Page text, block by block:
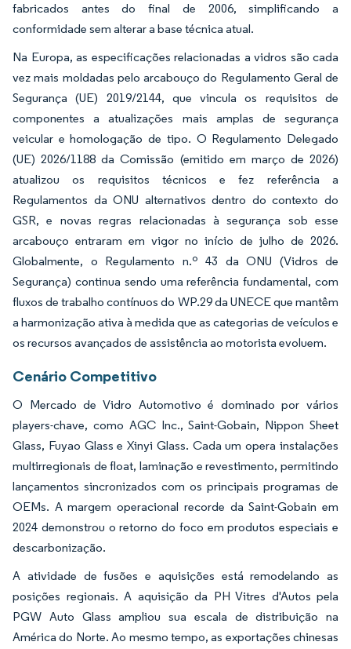
fabricados antes do final de 2006, simplificando a
conformidade sem alterar a base técnica atual.
Na Europa, as especificações relacionadas a vidros são cada
vez mais moldadas pelo arcabouço do Regulamento Geral de
Segurança (UE) 2019/2144, que vincula os requisitos de
componentes a atualizações mais amplas de segurança
veicular e homologação de tipo. O Regulamento Delegado
(UE) 2026/1188 da Comissão (emitido em março de 2026)
atualizou os requisitos técnicos e fez referência a
Regulamentos da ONU alternativos dentro do contexto do
GSR, e novas regras relacionadas à segurança sob esse
arcabouço entraram em vigor no início de julho de 2026.
Globalmente, o Regulamento n.º 43 da ONU (Vidros de
Segurança) continua sendo uma referência fundamental, com
fluxos de trabalho contínuos do WP.29 da UNECE que mantêm
a harmonização ativa à medida que as categorias de veículos e
os recursos avançados de assistência ao motorista evoluem.
Cenário Competitivo
O Mercado de Vidro Automotivo é dominado por vários
players-chave, como AGC Inc., Saint-Gobain, Nippon Sheet
Glass, Fuyao Glass e Xinyi Glass. Cada um opera instalações
multirregionais de float, laminação e revestimento, permitindo
lançamentos sincronizados com os principais programas de
OEMs. A margem operacional recorde da Saint-Gobain em
2024 demonstrou o retorno do foco em produtos especiais e
descarbonização.
A atividade de fusões e aquisições está remodelando as
posições regionais. A aquisição da PH Vitres d'Autos pela
PGW Auto Glass ampliou sua escala de distribuição na
América do Norte. Ao mesmo tempo, as exportações chinesas